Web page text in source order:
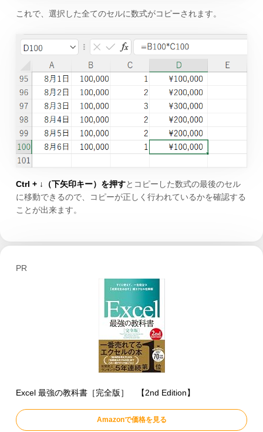
これで、選択した全てのセルに数式がコピーされます。
Ctrl + ↓（下矢印キー）を押すとコピーした数式の最後のセル
に移動できるので、コピーが正しく行われているかを確認する
ことが出来ます。
PR
Excel 最強の教科書［完全版］ 【2nd Edition】
Amazonで価格を見る